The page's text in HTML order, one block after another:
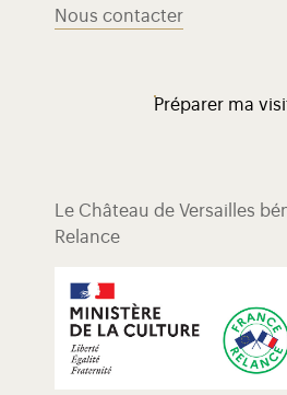
Nous contacter
Préparer ma
Le Château de Versailles
Relance